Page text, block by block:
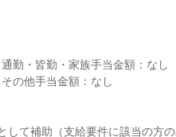
勤・皆勤・家族手当金額：なし
の他手当金額：なし
して補助（支給要件に該当の方の